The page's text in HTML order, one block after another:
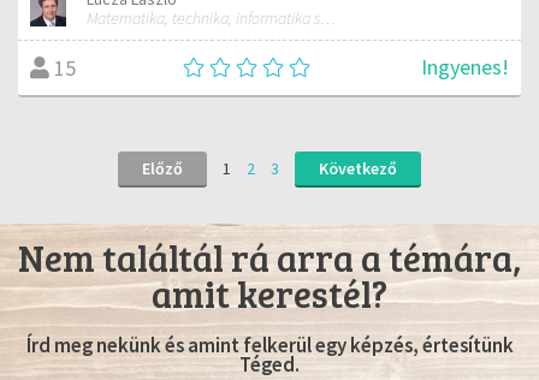
Matematika, technika, informatika szakos általános iskolai tanár; mentorpedagógus, mestertanár
15 Ingyenes!
Előző 1 2 3 Következő
Nem találtál rá arra a témára,
amit kerestél?
Írd meg nekünk és amint felkerül egy képzés, értesítünk
Téged.